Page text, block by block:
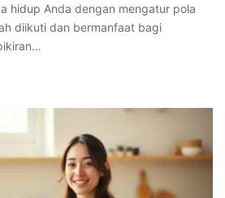
hidup Anda dengan mengatur pola
diikuti dan bermanfaat bagi